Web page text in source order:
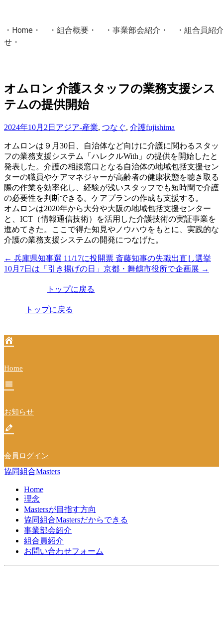
・ Home ・ ・ 組合概要 ・ ・ 事業部会紹介 ・ ・ 組合員紹
せ ・
国土交通省・経済産業省・農林水産省・厚生労働省 認可
オムロン 介護スタッフの業務支援シス
テムの提供開始
2024年10月2日 アジア-産業, つなぐ, 介護fujishima
オムロンは９月30日、自治体など向けに介護に関わるスタッ
フの業務支援システム「ハレクルWith」の提供を開始したと
発表した。介護の相談窓口となる自治体の地域包括支援セン
ターの職員やケアマネジャーが高齢者の健康状態を聴き取る
際の作業を効率化し、経験が浅いスタッフでも短時間で介護
の必要性を判断できる。ケアプランの作成も支援する。
オムロンは2020年から大分や大阪の地域包括支援センター
と、ICT（情報通信技術）を活用した介護技術の実証事業を
進めてきた。ここで得た知見やノウハウをもとに、実践的な
介護の業務支援システムの開発につなげた。
投
稿
ー
ョ
ン
← 兵庫県知事選 11/17に投開票 斎藤知事の失職出直し選挙
10月7日は「引き揚げの日」京都・舞鶴市役所で企画展 →
トップに戻る
トップに戻る
Home
お知らせ
会員ログイン
協同組合Masters
Home
理念
Mastersが目指す方向
協同組合Mastersだからできる
事業部会紹介
組合員紹介
お問い合わせフォーム